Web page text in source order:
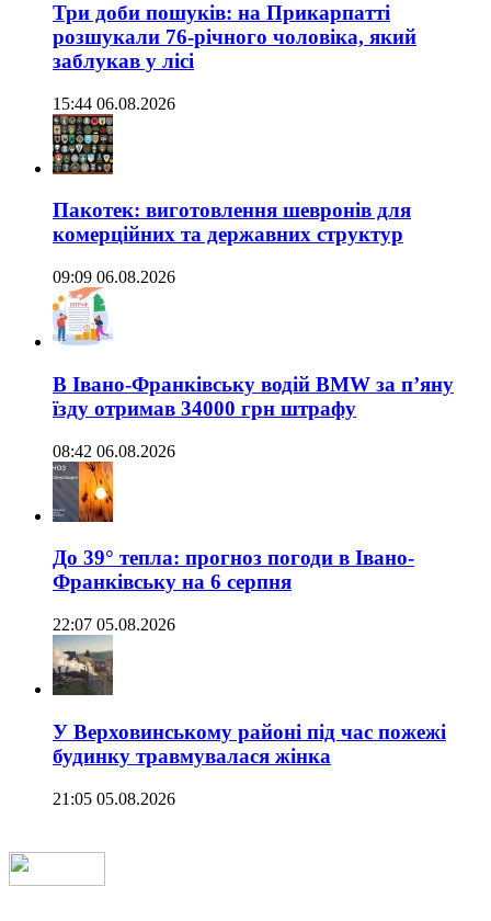
Три доби пошуків: на Прикарпатті
розшукали 76-річного чоловіка, який
заблукав у лісі
15:44 06.08.2026
Пакотек: виготовлення шевронів для
комерційних та державних структур
09:09 06.08.2026
В Івано-Франківську водій BMW за п’яну
їзду отримав 34000 грн штрафу
08:42 06.08.2026
До 39° тепла: прогноз погоди в Івано-
Франківську на 6 серпня
22:07 05.08.2026
У Верховинському районі під час пожежі
будинку травмувалася жінка
21:05 05.08.2026